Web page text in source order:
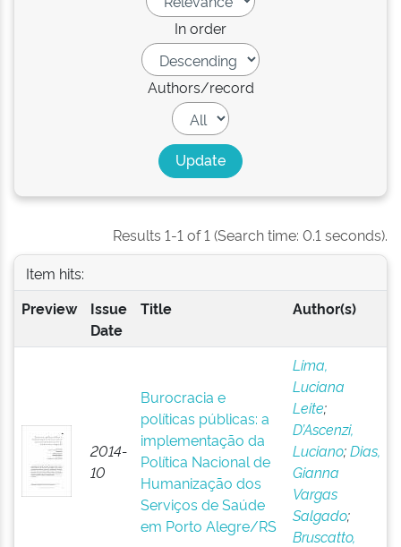
In order
Authors/record
Results 1-1 of 1 (Search time: 0.1 seconds).
Item hits:
Preview
Issue
Date
Title Author(s)
2014-
10
Burocracia e
políticas públicas: a
implementação da
Política Nacional de
Humanização dos
Serviços de Saúde
em Porto Alegre/RS
Lima,
Luciana
Leite;
D’Ascenzi,
Luciano;Dias,
Gianna
Vargas
Salgado;
Bruscatto,